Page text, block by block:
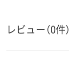
レビュー（0件）